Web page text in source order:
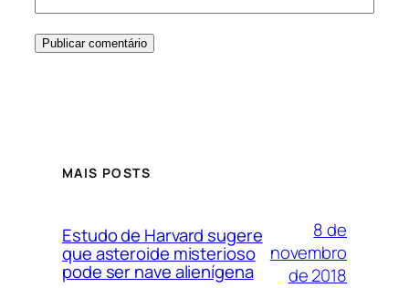
MAIS POSTS
Estudo de Harvard sugere
que asteroide misterioso
pode ser nave alienígena
8 de
novembro
de 2018